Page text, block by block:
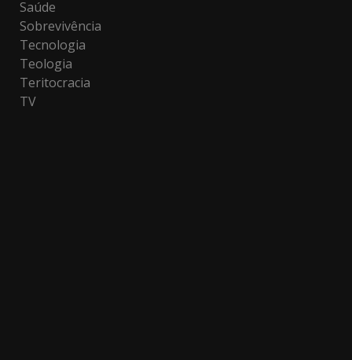
Saúde
Sobrevivência
Tecnologia
Teologia
Teritocracia
TV